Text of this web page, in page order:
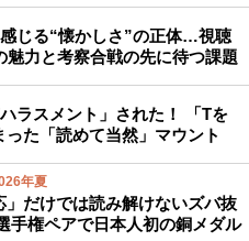
じる“懐かしさ”の正体…視聴
魅力と考察合戦の先に待つ課題
ラスメント」された！ 「Tを
た「読めて当然」マウント
年夏
だけでは読み解けないズバ抜
手権ペアで日本人初の銅メダル